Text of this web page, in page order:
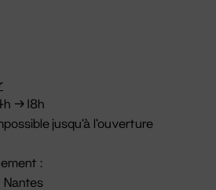
→ 18h
jusqu'à l'ouverture
: